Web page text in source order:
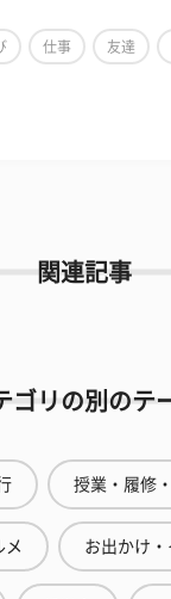
仕事 友達
関連記事
ゴリの別のテ
授業・履修
メ お出かけ・